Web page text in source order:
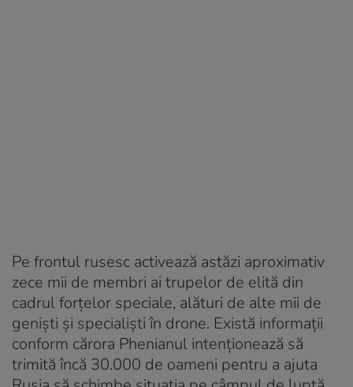
Pe frontul rusesc activează astăzi aproximativ
zece mii de membri ai trupelor de elită din
cadrul forțelor speciale, alături de alte mii de
genişti şi specialişti în drone. Există informații
conform cărora Phenianul intenționează să
trimită încă 30.000 de oameni pentru a ajuta